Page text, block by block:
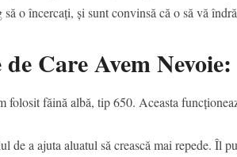
o încercați, și sunt convinsă că o să vă
Care Avem Nevoie:
folosit făină albă, tip 650. Aceasta
de a ajuta aluatul să crească mai repede. Îl